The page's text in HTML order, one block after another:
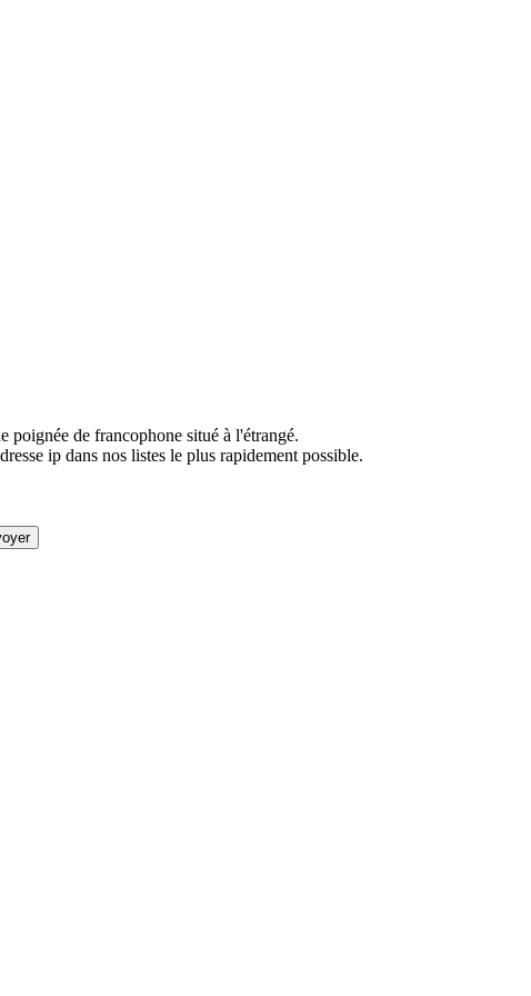
poignée de francophone situé à l'étrangé.
ip dans nos listes le plus rapidement possible.